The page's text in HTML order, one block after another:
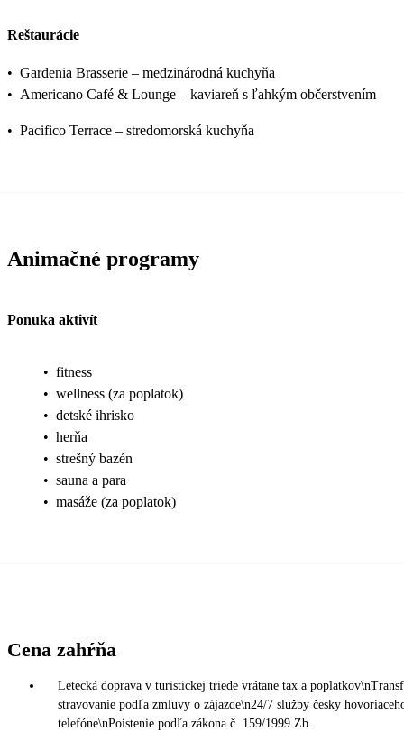
Reštaurácie
• Gardenia Brasserie – medzinárodná kuchyňa
• Americano Café & Lounge – kaviareň s ľahkým občerstvením
• Pacifico Terrace – stredomorská kuchyňa
Animačné programy
Ponuka aktivít
• fitness
• wellness (za poplatok)
• detské ihrisko
• herňa
• strešný bazén
• sauna a para
• masáže (za poplatok)
Cena zahŕňa
Letecká doprava v turistickej triede vrátane tax a
stravovanie podľa zmluvy o zájazde\n24/7 služby česky
telefóne\nPoistenie podľa zákona č. 159/1999 Zb.